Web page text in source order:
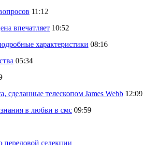
11:12
впечатляет 10:52
характеристики 08:16
05:34
сделанные телескопом James Webb 12:09
в любви в смс 09:59
селекции